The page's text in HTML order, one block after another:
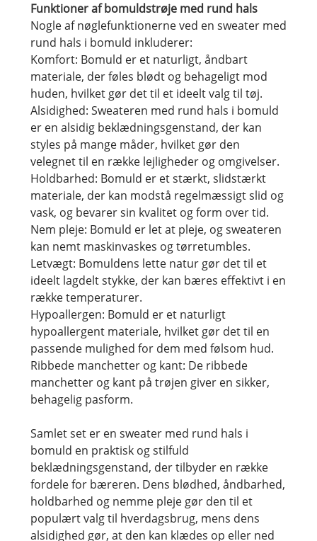
Funktioner af bomuldstrøje med rund hals
Nogle af nøglefunktionerne ved en sweater med
rund hals i bomuld inkluderer:
Komfort: Bomuld er et naturligt, åndbart
materiale, der føles blødt og behageligt mod
huden, hvilket gør det til et ideelt valg til tøj.
Alsidighed: Sweateren med rund hals i bomuld
er en alsidig beklædningsgenstand, der kan
styles på mange måder, hvilket gør den
velegnet til en række lejligheder og omgivelser.
Holdbarhed: Bomuld er et stærkt, slidstærkt
materiale, der kan modstå regelmæssigt slid og
vask, og bevarer sin kvalitet og form over tid.
Nem pleje: Bomuld er let at pleje, og sweateren
kan nemt maskinvaskes og tørretumbles.
Letvægt: Bomuldens lette natur gør det til et
ideelt lagdelt stykke, der kan bæres effektivt i en
række temperaturer.
Hypoallergen: Bomuld er et naturligt
hypoallergent materiale, hvilket gør det til en
passende mulighed for dem med følsom hud.
Ribbede manchetter og kant: De ribbede
manchetter og kant på trøjen giver en sikker,
behagelig pasform.
Samlet set er en sweater med rund hals i
bomuld en praktisk og stilfuld
beklædningsgenstand, der tilbyder en række
fordele for bæreren. Dens blødhed, åndbarhed,
holdbarhed og nemme pleje gør den til et
populært valg til hverdagsbrug, mens dens
alsidighed gør, at den kan klædes op eller ned